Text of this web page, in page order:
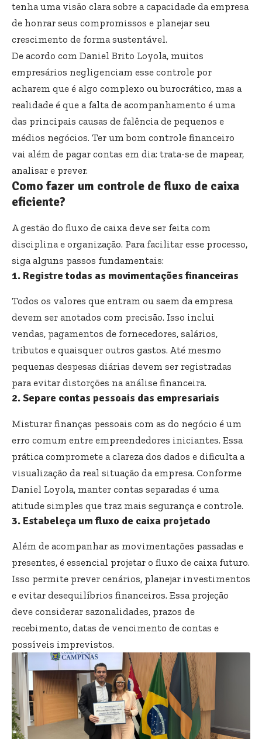
tenha uma visão clara sobre a capacidade da empresa
de honrar seus compromissos e planejar seu
crescimento de forma sustentável.
De acordo com Daniel Brito Loyola, muitos
empresários negligenciam esse controle por
acharem que é algo complexo ou burocrático, mas a
realidade é que a falta de acompanhamento é uma
das principais causas de falência de pequenos e
médios negócios. Ter um bom controle financeiro
vai além de pagar contas em dia: trata-se de mapear,
analisar e prever.
Como fazer um controle de fluxo de caixa
eficiente?
A gestão do fluxo de caixa deve ser feita com
disciplina e organização. Para facilitar esse processo,
siga alguns passos fundamentais:
1. Registre todas as movimentações financeiras
Todos os valores que entram ou saem da empresa
devem ser anotados com precisão. Isso inclui
vendas, pagamentos de fornecedores, salários,
tributos e quaisquer outros gastos. Até mesmo
pequenas despesas diárias devem ser registradas
para evitar distorções na análise financeira.
2. Separe contas pessoais das empresariais
Misturar finanças pessoais com as do negócio é um
erro comum entre empreendedores iniciantes. Essa
prática compromete a clareza dos dados e dificulta a
visualização da real situação da empresa. Conforme
Daniel Loyola, manter contas separadas é uma
atitude simples que traz mais segurança e controle.
3. Estabeleça um fluxo de caixa projetado
Além de acompanhar as movimentações passadas e
presentes, é essencial projetar o fluxo de caixa futuro.
Isso permite prever cenários, planejar investimentos
e evitar desequilíbrios financeiros. Essa projeção
deve considerar sazonalidades, prazos de
recebimento, datas de vencimento de contas e
possíveis imprevistos.